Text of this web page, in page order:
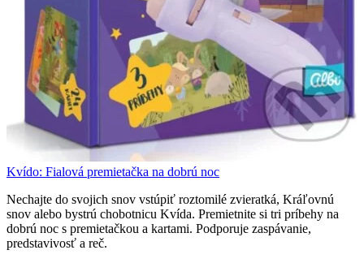
Kvído: Fialová premietačka na dobrú noc
Nechajte do svojich snov vstúpiť roztomilé zvieratká, Kráľovnú
snov alebo bystrú chobotnicu Kvída. Premietnite si tri príbehy na
dobrú noc s premietačkou a kartami. Podporuje zaspávanie,
predstavivosť a reč.